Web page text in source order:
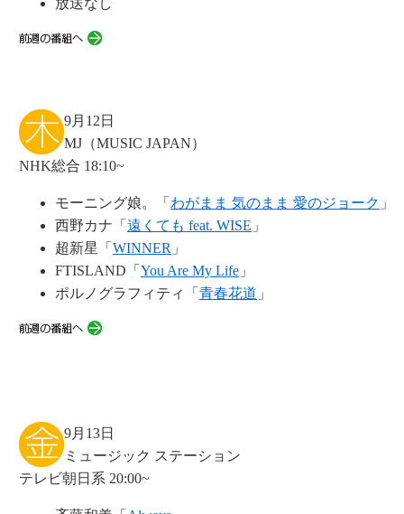
放送なし
9月12日
MJ（MUSIC JAPAN）
NHK総合 18:10~
モーニング娘。「 わがまま 気のまま 愛のジョーク 」
西野カナ「 遠くても feat. WISE 」
超新星「 WINNER 」
FTISLAND「 You Are My Life 」
ポルノグラフィティ「 青春花道 」
9月13日
ミュージック ステーション
テレビ朝日系 20:00~